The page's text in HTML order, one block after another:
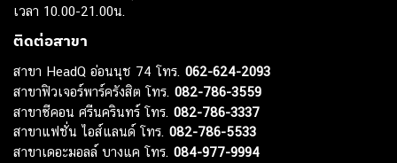
เวลา 10.00-21.00น.
ติดต่อสาขา
สาขา HeadQ อ่อนนุช 74 โทร. 062-624-2093
สาขาฟิวเจอร์พาร์ครังสิต โทร. 082-786-3559
สาขาซีคอน ศรีนครินทร์ โทร. 082-786-3337
สาขาแฟชั่น ไอส์แลนด์ โทร. 082-786-5533
สาขาเดอะมอลล์ บางแค โทร. 084-977-9994